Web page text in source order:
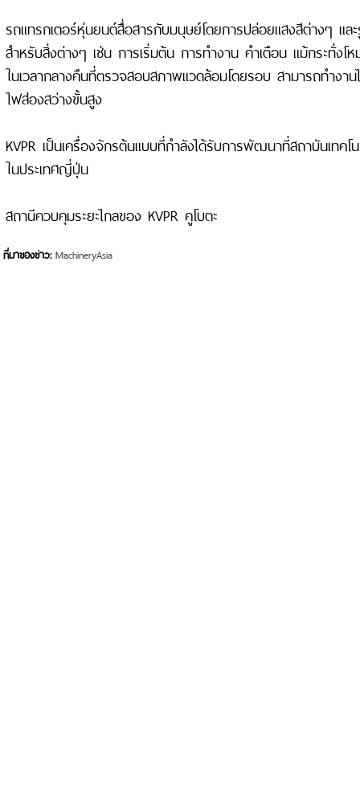
รถแทรกเตอร์หุ่นยนต์สื่อสารกับมนุษย์โดยการปล่อยแสงสีต่างๆ แล
สำหรับสิ่งต่างๆ เช่น การเริ่มต้น การทำงาน คำเตือน แม้กระทั่งโ
ในเวลากลางคืนที่ตรวจสอบสภาพแวดล้อมโดยรอบ สามารถทำงา
ไฟส่องสว่างขั้นสูง
KVPR เป็นเครื่องจักรต้นแบบที่กำลังได้รับการพัฒนาที่สถาบันเทคโน
ในประเทศญี่ปุ่น
สถานีควบคุมระยะไกลของ KVPR คูโบตะ
ที่มาของข่าว: MachineryAsia